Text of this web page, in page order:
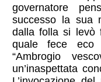
governatore
successo la sua
dalla folla si levò
quale fece eco
“Ambrogio
un’inaspettata